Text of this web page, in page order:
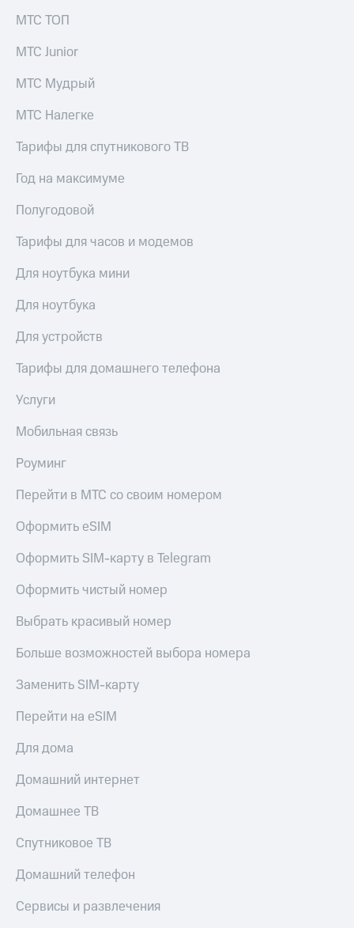
МТС ТОП
МТС Junior
МТС Мудрый
МТС Налегке
Тарифы для спутникового ТВ
Год на максимуме
Полугодовой
Тарифы для часов и модемов
Для ноутбука мини
Для ноутбука
Для устройств
Тарифы для домашнего телефона
Услуги
Мобильная связь
Роуминг
Перейти в МТС со своим номером
Оформить eSIM
Оформить SIM-карту в Telegram
Оформить чистый номер
Выбрать красивый номер
Больше возможностей выбора номера
Заменить SIM-карту
Перейти на eSIM
Для дома
Домашний интернет
Домашнее ТВ
Спутниковое ТВ
Домашний телефон
Сервисы и развлечения